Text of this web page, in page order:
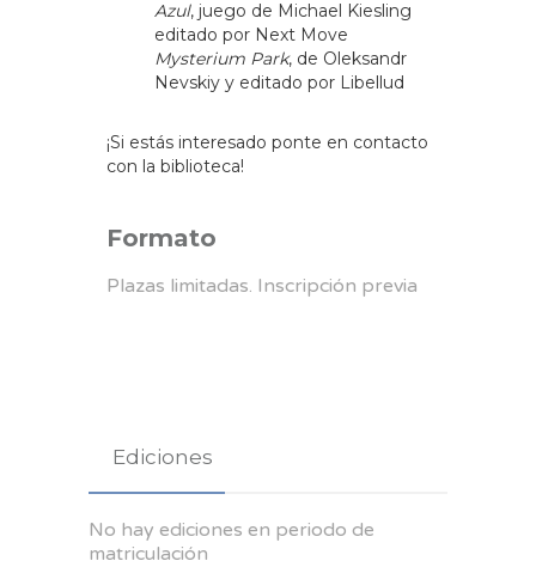
Azul, juego de Michael Kiesling
editado por Next Move
Mysterium Park, de Oleksandr
Nevskiy y editado por Libellud
¡Si estás interesado ponte en contacto
con la biblioteca!
Formato
Plazas limitadas. Inscripción previa
Ediciones
No hay ediciones en periodo de
matriculación